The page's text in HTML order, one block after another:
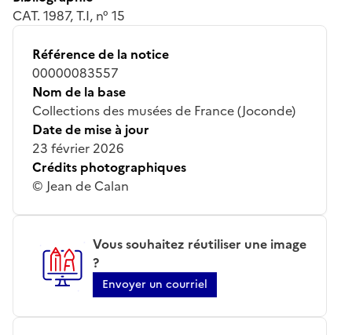
CAT. 1987, T.I, n° 15
Référence de la notice
00000083557
Nom de la base
Collections des musées de France (Joconde)
Date de mise à jour
23 février 2026
Crédits photographiques
© Jean de Calan
Vous souhaitez réutiliser une image
?
Envoyer un courriel